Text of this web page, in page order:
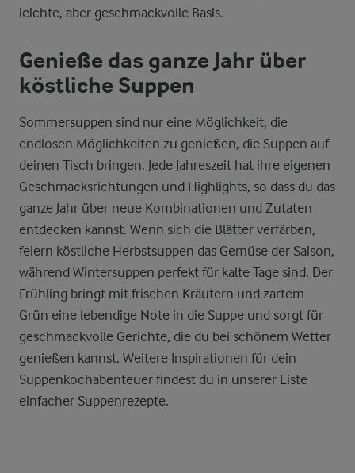
leichte, aber geschmackvolle Basis.
Genieße das ganze Jahr über
köstliche Suppen
Sommersuppen sind nur eine Möglichkeit, die
endlosen Möglichkeiten zu genießen, die Suppen auf
deinen Tisch bringen. Jede Jahreszeit hat ihre eigenen
Geschmacksrichtungen und Highlights, so dass du das
ganze Jahr über neue Kombinationen und Zutaten
entdecken kannst. Wenn sich die Blätter verfärben,
feiern köstliche Herbstsuppen das Gemüse der Saison,
während Wintersuppen perfekt für kalte Tage sind. Der
Frühling bringt mit frischen Kräutern und zartem
Grün eine lebendige Note in die Suppe und sorgt für
geschmackvolle Gerichte, die du bei schönem Wetter
genießen kannst. Weitere Inspirationen für dein
Suppenkochabenteuer findest du in unserer Liste
einfacher Suppenrezepte.